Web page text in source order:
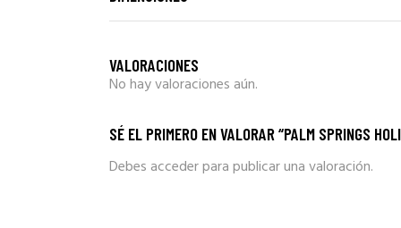
VALORACIONES
No hay valoraciones aún.
SÉ EL PRIMERO EN VALORAR “PALM SPRINGS
Debes accederpara publicar una valoración.